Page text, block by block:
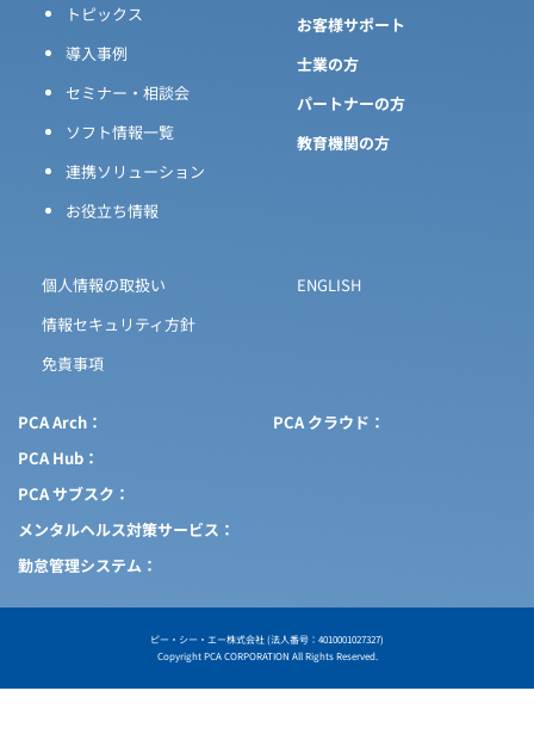
トピックス
導入事例
セミナー・相談会
ソフト情報一覧
連携ソリューション
お役立ち情報
お客様サポート
士業の方
パートナーの方
教育機関の方
個人情報の取扱い
情報セキュリティ方針
免責事項
ENGLISH
PCA Arch
PCA Hub
PCA サブスク
メンタルヘルス対策サービス
勤怠管理システム
PCA クラウド
ピー・シー・エー株式会社 (法人番号：4010001027327)
Copyright PCA CORPORATION All Rights Reserved.